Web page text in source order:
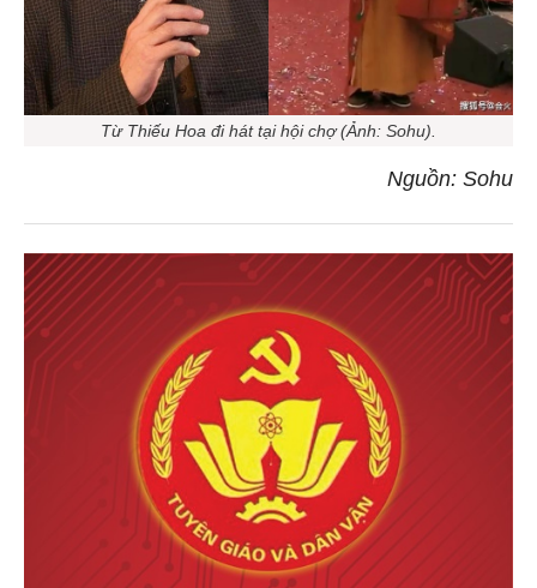
Từ Thiếu Hoa đi hát tại hội chợ (Ảnh: Sohu).
Nguồn: Sohu